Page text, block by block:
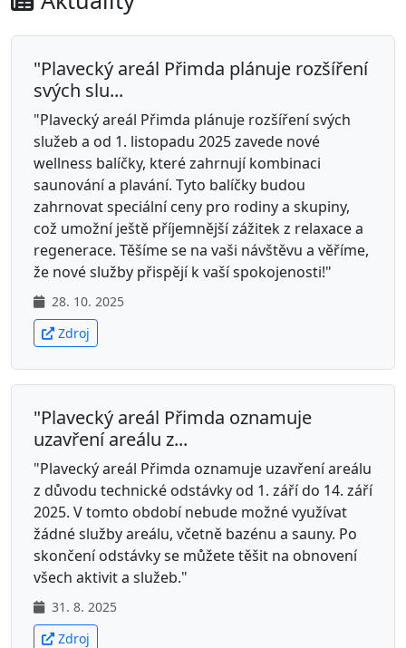
"Plavecký areál Přimda plánuje rozšíření
svých slu...
"Plavecký areál Přimda plánuje rozšíření svých
služeb a od 1. listopadu 2025 zavede nové
wellness balíčky, které zahrnují kombinaci
saunování a plavání. Tyto balíčky budou
zahrnovat speciální ceny pro rodiny a skupiny,
což umožní ještě příjemnější zážitek z relaxace a
regenerace. Těšíme se na vaši návštěvu a věříme,
že nové služby přispějí k vaší spokojenosti!"
28. 10. 2025
Zdroj
"Plavecký areál Přimda oznamuje
uzavření areálu z...
"Plavecký areál Přimda oznamuje uzavření areálu
z důvodu technické odstávky od 1. září do 14. září
2025. V tomto období nebude možné využívat
žádné služby areálu, včetně bazénu a sauny. Po
skončení odstávky se můžete těšit na obnovení
všech aktivit a služeb."
31. 8. 2025
Zdroj